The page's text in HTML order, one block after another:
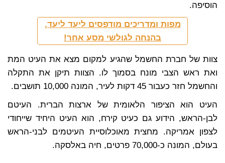
הוסיפה.
מפות ומדריכים מודפסים ליעד ליעד,
בהנחה לגולשי מסע אחר!
צוות של חברת החשמל שהגיע למקום מצא את העיט המת
ואת ראש הצבי מונח בסמוך לו. הצוות תיקן את התקלה
והחשמל חזר כעבור 45 דקות לעיר, המונה 10,000 תושבים.
העיט הוא הציפור הלאומית של ארצות הברית. העיטם
לבן-הראש, הידוע גם כעיט קירח, הוא העיט היחיד שייחודי
לצפון אמריקה. מחצית מאוכלוסיית העיטמים לבני-הראש
בעולם, המונה כ-70,000 פרטים, חיה באלסקה.